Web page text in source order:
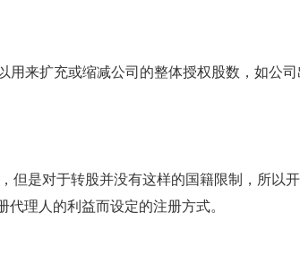
来扩充或缩减公司的整体授权股数，如公
是对于转股并没有这样的国籍限制，所以
理人的利益而设定的注册方式。